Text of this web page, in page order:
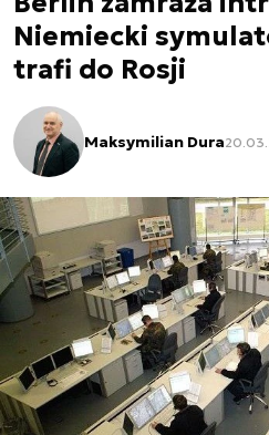
Niemiecki
trafi do Rosji
Maksymilian Dura